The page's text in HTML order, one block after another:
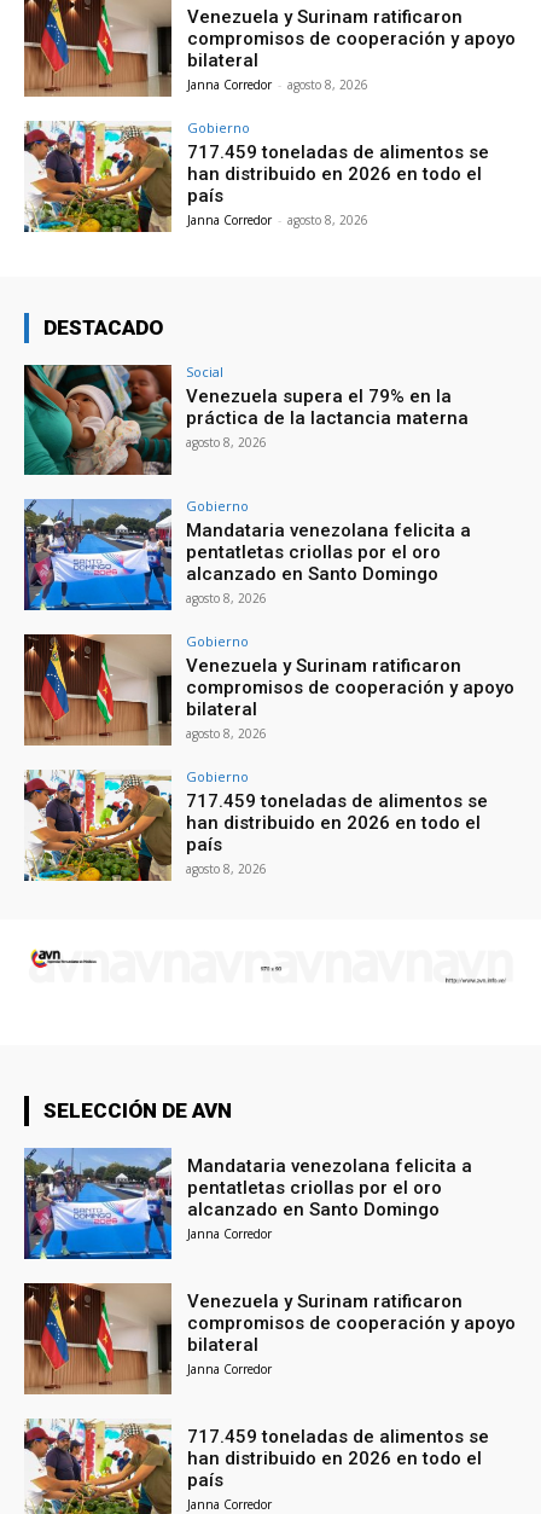
Venezuela y Surinam ratificaron
compromisos de cooperación y apoyo
bilateral
Janna Corredor - agosto 8, 2026
Gobierno
717.459 toneladas de alimentos se
han distribuido en 2026 en todo el
país
Janna Corredor - agosto 8, 2026
DESTACADO
Social
Venezuela supera el 79% en la
práctica de la lactancia materna
agosto 8, 2026
Gobierno
Mandataria venezolana felicita a
pentatletas criollas por el oro
alcanzado en Santo Domingo
agosto 8, 2026
Gobierno
Venezuela y Surinam ratificaron
compromisos de cooperación y apoyo
bilateral
agosto 8, 2026
Gobierno
717.459 toneladas de alimentos se
han distribuido en 2026 en todo el
país
agosto 8, 2026
SELECCIÓN DE AVN
Mandataria venezolana felicita a
pentatletas criollas por el oro
alcanzado en Santo Domingo
Janna Corredor
Venezuela y Surinam ratificaron
compromisos de cooperación y apoyo
bilateral
Janna Corredor
717.459 toneladas de alimentos se
han distribuido en 2026 en todo el
país
Janna Corredor